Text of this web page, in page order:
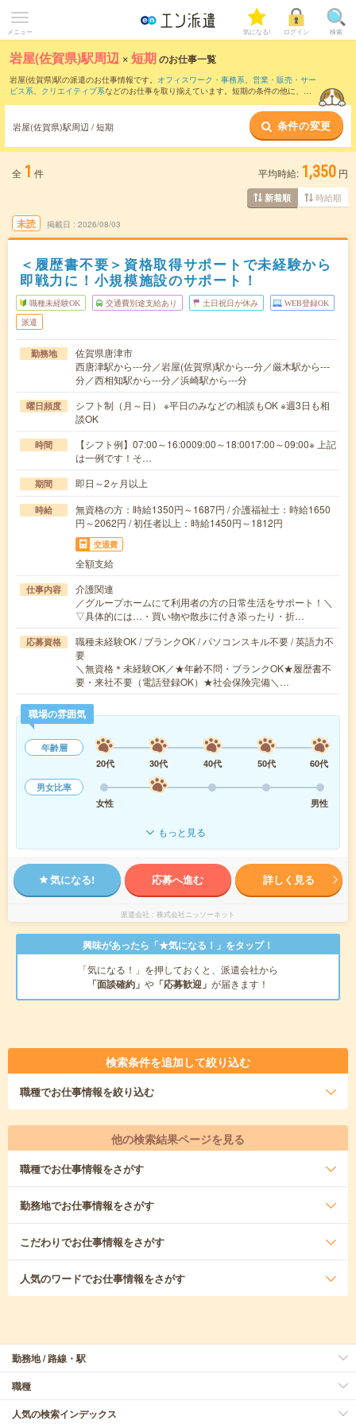
メニュー 気になる! ログイン 検索
岩屋(佐賀県)駅周辺 ×短期のお仕事一覧
岩屋(佐賀県)駅の派遣のお仕事情報です。 オフィスワーク・事務系、 営業・販売・サー
ビス系、 クリエイティブ系などのお仕事を取り揃えています。短期の条件の他に、 交
岩屋(佐賀県)駅周辺 / 短期 条件の変更
全 1 件 平均時給: 1,350 円
新着順 時給順
未読 掲載日 2026/08/03
＜履歴書不要＞資格取得サポートで未経験から
即戦力に！小規模施設のサポート！
職種未経験OK 交通費別途支給あり 土日祝日が休み WEB登録OK
派遣
勤務地
佐賀県唐津市
西唐津駅から---分／岩屋(佐賀県)駅から---分／厳木駅から---
分／西相知駅から---分／浜崎駅から---分
曜日頻度
シフト制（月～日） ※平日のみなどの相談もOK ※週3日も相
談OK
時間
【シフト例】07:00～16:0009:00～18:0017:00～09:00※ 上記
は一例です！そ…
期間 即日～2ヶ月以上
時給
無資格の方：時給1350円～1687円 / 介護福祉士：時給1650
円～2062円 / 初任者以上：時給1450円～1812円
交通費
全額支給
仕事内容
介護関連
／グループホームにて利用者の方の日常生活をサポート！＼
▽具体的には…・買い物や散歩に付き添ったり・折…
応募資格
職種未経験OK / ブランクOK / パソコンスキル不要 / 英語力不
要
＼無資格＊未経験OK／★年齢不問・ブランクOK★履歴書不
要・来社不要（電話登録OK）★社会保険完備＼…
職場の雰囲気
年齢層
20代
30代 40代 50代
60代
男女比率
女性
男性
もっと見る
気になる! 応募へ進む 詳しく見る
派遣会社 株式会社ニッソーネット
興味があったら「★気になる！」をタップ！
「気になる！」を押しておくと、派遣会社から
「面談確約」 や 「応募歓迎」 が届きます！
検索条件を追加して絞り込む
職種でお仕事情報を絞り込む
他の検索結果ページを見る
職種でお仕事情報をさがす
勤務地でお仕事情報をさがす
こだわりでお仕事情報をさがす
人気のワードでお仕事情報をさがす
勤務地 / 路線・駅
職種
人気の検索インデックス